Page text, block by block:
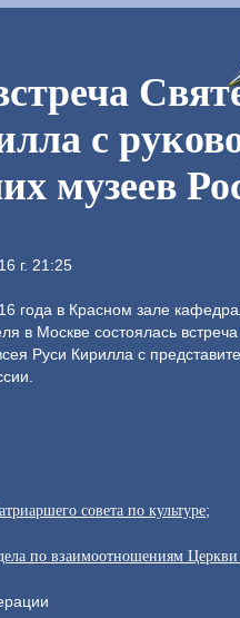
с
музеев
г. 21:25
года в Красном зале
в Москве состоялась
Руси Кирилла с
совета по культуре;
по взаимоотношениям